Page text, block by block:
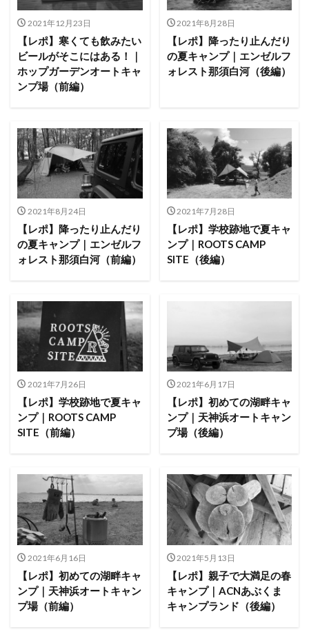
2021年12月23日
【レポ】寒くても飲みたい
ビールがそこにはある！｜
ホップガーデンオートキャ
ンプ場（前編）
2021年8月28日
【レポ】降ったり止んだり
の夏キャンプ｜エンゼルフ
ォレスト那須白河（後編）
2021年8月24日
【レポ】降ったり止んだり
の夏キャンプ｜エンゼルフ
ォレスト那須白河（前編）
2021年7月28日
【レポ】学校跡地で夏キャ
ンプ｜ROOTS CAMP
SITE（後編）
2021年7月26日
【レポ】学校跡地で夏キャ
ンプ｜ROOTS CAMP
SITE（前編）
2021年6月17日
【レポ】初めての湖畔キャ
ンプ｜天神浜オートキャン
プ場（後編）
2021年6月16日
【レポ】初めての湖畔キャ
ンプ｜天神浜オートキャン
プ場（前編）
2021年5月13日
【レポ】親子で大満足の春
キャンプ｜ACNあぶくま
キャンプランド（後編）
薪ストーブ
Nebula Capsule Ⅱ
グランピング
購入
バランゲルドーム
フォレストパークあだたら
エンゼルフォレスト那須白河
那須高原アカルパ
せせらぎ公園オートキャンプ場
横沢浜キャンプ場
ひとりごと
Jeepを買おう
Jeepカスタム
神対応